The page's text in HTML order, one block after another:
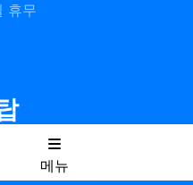
휴무
메뉴